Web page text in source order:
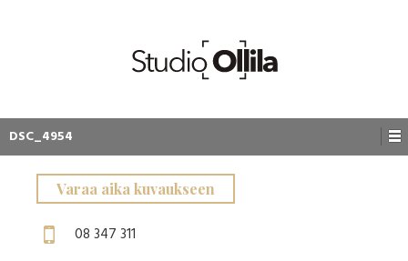
DSC_4954
Varaa aika kuvaukseen
08 347 311